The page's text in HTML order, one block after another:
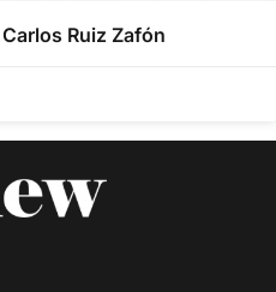
Ruiz Zafón